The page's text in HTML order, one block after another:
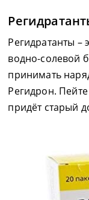
Регидратанты –
водно-солевой
принимать
Регидрон.
придёт старый